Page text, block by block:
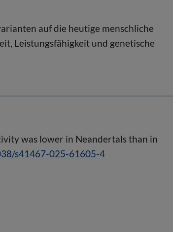
auf die heutige menschliche
Leistungsfähigkeit und genetische
was lower in Neandertals than in
s41467-025-61605-4